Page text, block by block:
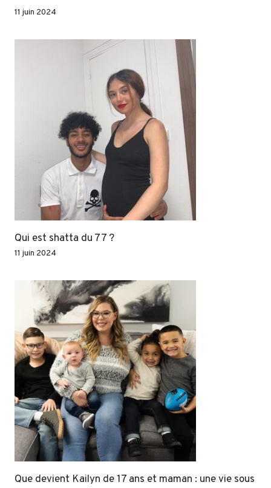
11 juin 2024
Qui est shatta du 77 ?
11 juin 2024
Que devient Kailyn de 17 ans et maman : une vie sous